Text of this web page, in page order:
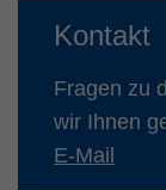
Kontakt
Fragen zu
wir Ihnen
E-Mail